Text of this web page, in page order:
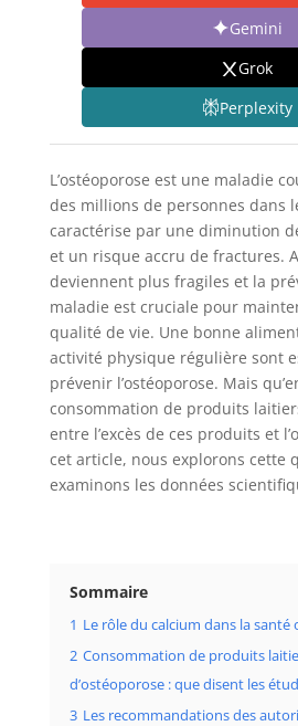
Gemini
Grok
Perplexity
L’ostéoporose est une maladie
des millions de personnes dans
caractérise par une diminution
et un risque accru de fractures.
deviennent plus fragiles et la
maladie est cruciale pour
qualité de vie. Une bonne
activité physique régulière sont
prévenir l’ostéoporose. Mais
consommation de produits
entre l’excès de ces produits et
cet article, nous explorons cette
examinons les données
Sommaire
1 Le rôle du calcium dans la santé
2 Consommation de produits
d’ostéoporose : que disent les
3 Les recommandations des